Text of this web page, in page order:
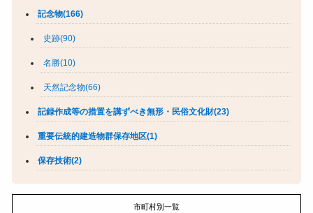
記念物(166)
史跡(90)
名勝(10)
天然記念物(66)
記録作成等の措置を講ずべき無形・民俗文化財(23)
重要伝統的建造物群保存地区(1)
保存技術(2)
市町村別一覧